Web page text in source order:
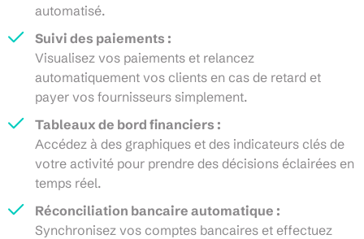
automatisé.
Suivi des paiements :
Visualisez vos paiements et relancez
automatiquement vos clients en cas de retard et
payer vos fournisseurs simplement.
Tableaux de bord financiers :
Accédez à des graphiques et des indicateurs clés de
votre activité pour prendre des décisions éclairées en
temps réel.
Réconciliation bancaire automatique :
Synchronisez vos comptes bancaires et effectuez